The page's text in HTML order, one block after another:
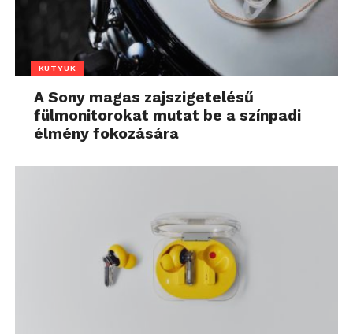
KÜTYÜK
A Sony magas zajszigetelésű
fülmonitorokat mutat be a színpadi
élmény fokozására